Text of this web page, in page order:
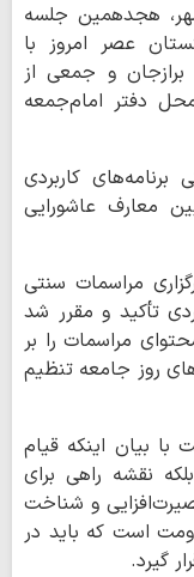
هجدهمین جلسه
عصر امروز با
و جمعی از
دفتر امام‌جمعه
کاربردی
معارف عاشورایی
مراسمات سنتی
تأکید و مقرر شد
مراسمات را بر
روز جامعه تنظیم
بیان اینکه قیام
نقشه راهی برای
و شناخت
است که باید در
گیرد.